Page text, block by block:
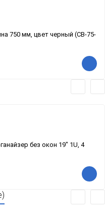
750 мм, цвет черный (СВ-75-
без окон 19" 1U, 4